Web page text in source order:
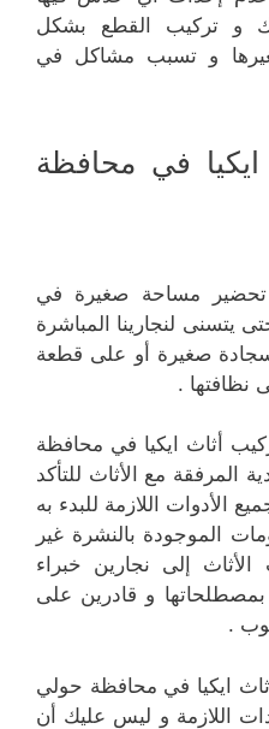
و تركيب القطع بشكل
و تسبب مشاكل في
في محافظة
تحضير مساحة صغيرة في
يتسنى لنجارينا المباشرة
صغيرة أو على قطعة
نظافتها .
أثاث ايكيا في محافظة
المرفقة مع الأثاث للتأكد
اللازمة للبدء به
الموجودة بالنشرة غير
إلى نجارين خبراء
و قادرين على
.
ايكيا في محافظة حولي
اللازمة و ليس عليك أن